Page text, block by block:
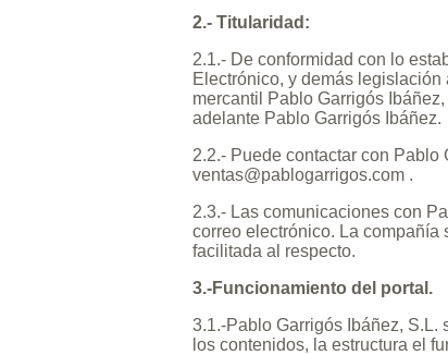
2.- Titularidad:
2.1.- De conformidad con lo
Electrónico, y demás
mercantil Pablo Garrigós
adelante Pablo Garrigós Ibáñez.
2.2.- Puede contactar con Pablo
ventas@pablogarrigos.com .
2.3.- Las comunicaciones con
correo electrónico. La compañía
facilitada al respecto.
3.-Funcionamiento del portal.
3.1.-Pablo Garrigós Ibáñez, S.L.
los contenidos, la estructura el